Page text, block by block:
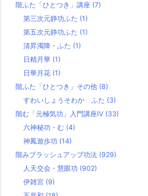
階ふた「ひとつき」講座 (7)
第三次元静功ふた (1)
第五次元静功ふた (1)
清昇濁降・ふた (1)
日精月華 (1)
日華月花 (1)
階ふた「ひとつき」その他 (8)
すわいしょうそわか ふた (3)
階む「元極気功」入門講座Ⅳ (33)
六神秘功・む (4)
神鳳遊歩功 (14)
階みブラッシュアップ功法 (929)
人天交会・慧眼功 (902)
伊雑宮 (9)